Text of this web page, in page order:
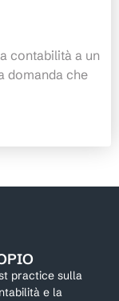
contabilità a un
domanda che
practice sulla
e la